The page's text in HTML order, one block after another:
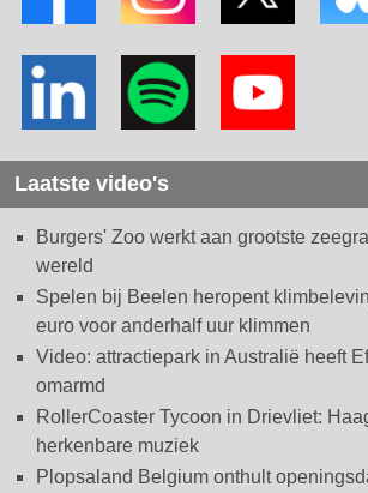
Laatste video's
Burgers' Zoo werkt aan grootste
wereld
Spelen bij Beelen heropent
euro voor anderhalf uur klimmen
Video: attractiepark in Australië heeft
omarmd
RollerCoaster Tycoon in Drievliet:
herkenbare muziek
Plopsaland Belgium onthult